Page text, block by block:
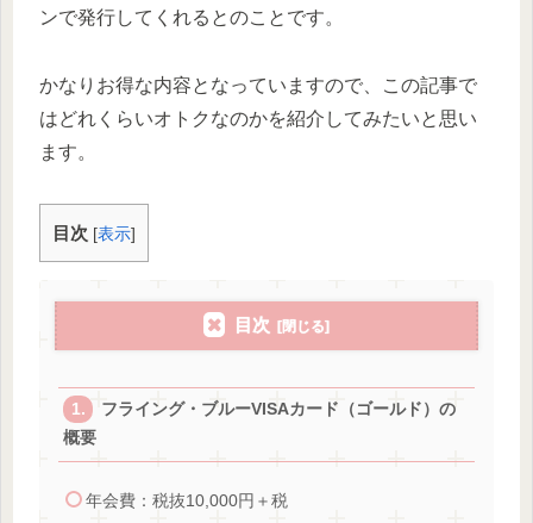
ンで発行してくれるとのことです。
かなりお得な内容となっていますので、この記事で
はどれくらいオトクなのかを紹介してみたいと思い
ます。
目次 [表示]
目次
フライング・ブルーVISAカード（ゴールド）の
概要
年会費：税抜10,000円＋税